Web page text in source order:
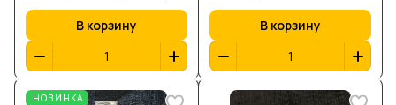
XIX в. Российская
империя. Оклад: Кованая
медь покрытая золотом.
33,5 x 29 см.
В корзину
Империя, 1880-1910 гг.6,4x
В корзину
НОВИНКА